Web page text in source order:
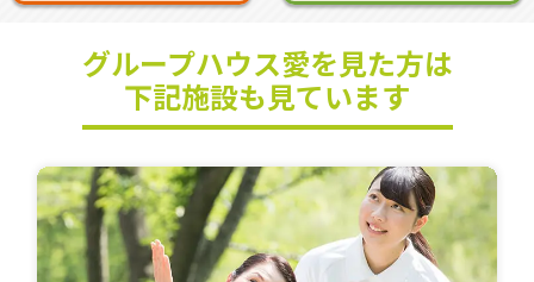
グループハウス愛を見た方は
下記施設も見ています